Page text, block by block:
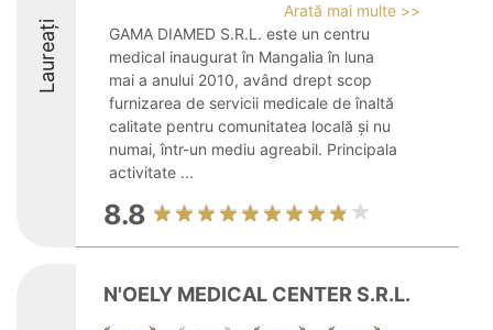
Laureați
Arată mai multe >>
GAMA DIAMED S.R.L. este un centru
medical inaugurat în Mangalia în luna
mai a anului 2010, având drept scop
furnizarea de servicii medicale de înaltă
calitate pentru comunitatea locală și nu
numai, într-un mediu agreabil. Principala
activitate ...
8.8
N'OELY MEDICAL CENTER S.R.L.